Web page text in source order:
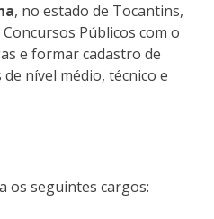
, no estado de Tocantins,
Públicos com o
e formar cadastro de
nível médio, técnico e
os seguintes cargos: